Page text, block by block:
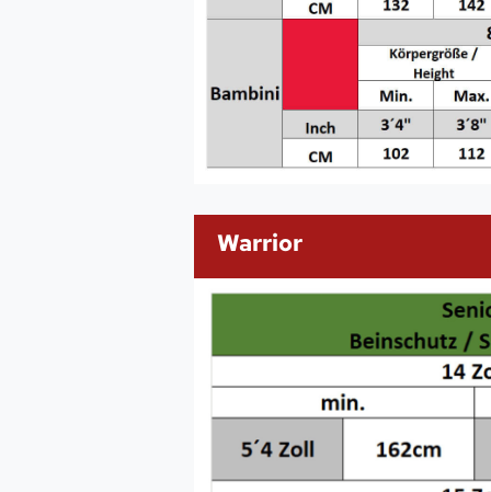
Warrior